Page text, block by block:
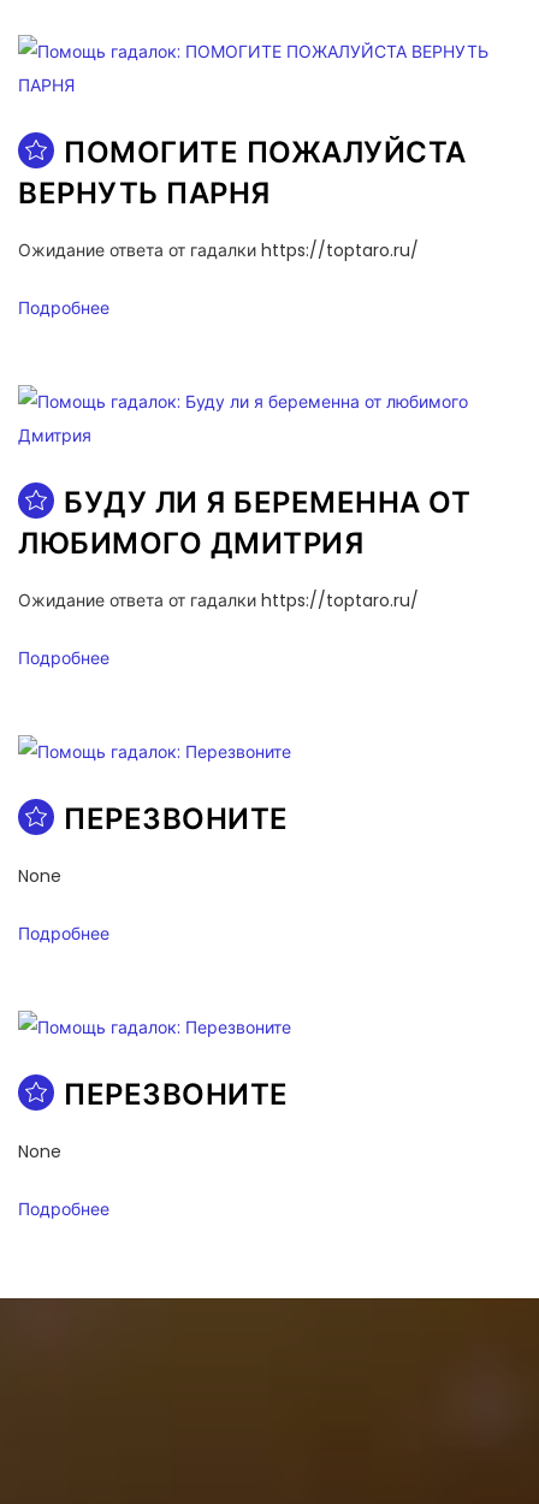
ПОМОГИТЕ ПОЖАЛУЙСТА
ВЕРНУТЬ ПАРНЯ
Ожидание ответа от гадалки https://toptaro.ru/
Подробнее
БУДУ ЛИ Я БЕРЕМЕННА ОТ
ЛЮБИМОГО ДМИТРИЯ
Ожидание ответа от гадалки https://toptaro.ru/
Подробнее
ПЕРЕЗВОНИТЕ
None
Подробнее
ПЕРЕЗВОНИТЕ
None
Подробнее